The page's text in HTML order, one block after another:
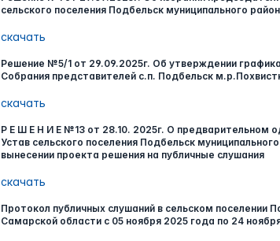
сельского поселения Подбельск муниципального
скачать
Решение №5/1 от 29.09.2025г. Об утверждении
Собрания представителей с.п. Подбельск
скачать
Р Е Ш Е Н И Е №13 от 28.10. 2025г. О предварительном
Устав сельского поселения Подбельск
вынесении проекта решения на публичные слушания
скачать
Протокол публичных слушаний в сельском поселении
Самарской области с 05 ноября 2025 года по 24